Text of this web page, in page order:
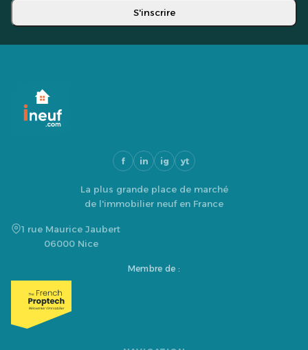
S'inscrire
f in ig yt
La plus grande place de marché
de l'immobilier neuf en France
1 rue Maurice Jaubert
06000 Nice
Membre de :